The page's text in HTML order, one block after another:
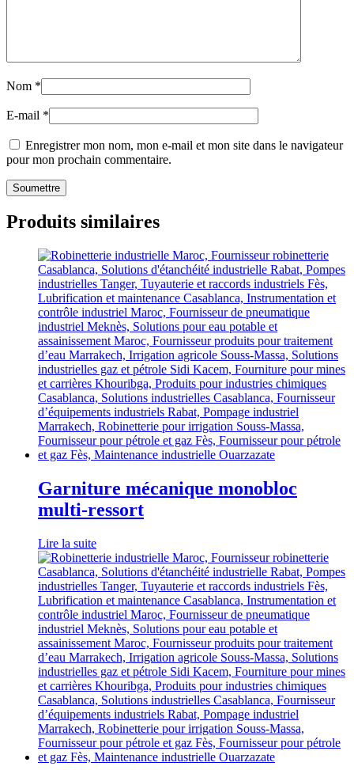
Nom *
E-mail *
Enregistrer mon nom, mon e-mail et mon site dans le navigateur
pour mon prochain commentaire.
Produits similaires
Garniture mécanique monobloc
multi-ressort
Lire la suite